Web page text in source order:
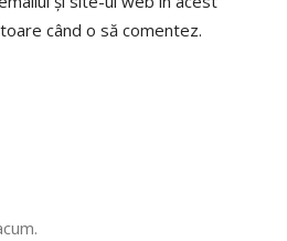
când o să comentez.